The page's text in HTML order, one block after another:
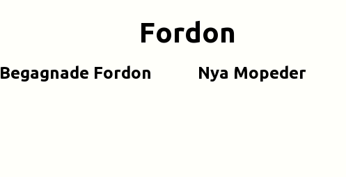
Fordon
Begagnade Fordon Nya Mopeder